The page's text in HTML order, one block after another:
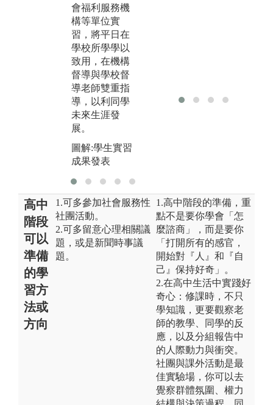
會福利服務機
構等單位實
習，將平日在
學校所學學以
致用，在機構
督導與學校督
導老師雙重指
導，以利同學
未來生涯發
展。
圖解:學生實習
成果發表
高中
階段
可以
準備
的學
習方
法或
方向
1.可多參加社會服務性
社團活動。
2.可多留意心理相關議
題，或是新聞時事議
題。
1.高中階段的準備，重
點不是要你學會「怎
麼諮商」，而是要你
「打開所有的感官，
開始對『人』和『自
己』保持好奇」。
2.在高中生活中實踐好
奇心：修課時，不只
學知識，更要觀察老
師的教學、同學的反
應，以及分組報告中
的人際動力與衝突。
社團與課外活動是最
佳實驗場，你可以去
覺察群體氛圍、權力